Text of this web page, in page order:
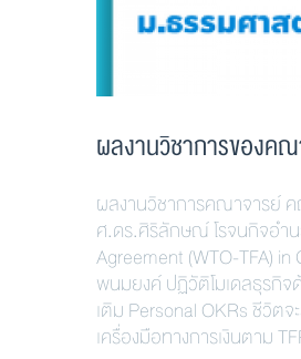
ผลงานวิชาการของ
ผลงานวิชาการคณาจารย์
ศ.ดร.ศิริลักษณ์ โรจนกิจอำน
Agreement (WTO-TFA)
พนมยงค์ ปฏิวัติโมเดลธุรกิจ
เติม Personal OKRs ชีวิต
เครื่องมือทางการเงินตาม